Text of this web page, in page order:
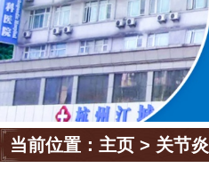
当前位置： 主页 > 关节炎